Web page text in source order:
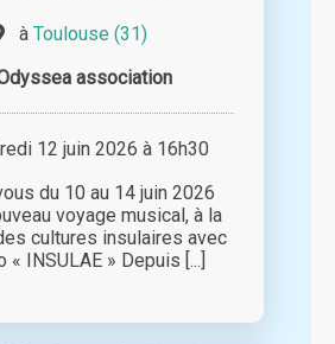
à Toulouse (31)
association
12 juin 2026 à 16h30
du 10 au 14 juin 2026
voyage musical, à la
cultures insulaires avec
« INSULAE » Depuis [...]